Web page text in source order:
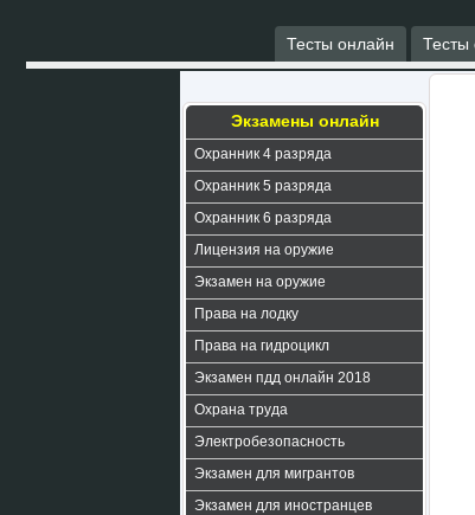
Тесты онлайн Тесты
Экзамены онлайн
Охранник 4 разряда
Охранник 5 разряда
Охранник 6 разряда
Лицензия на оружие
Экзамен на оружие
Права на лодку
Права на гидроцикл
Экзамен пдд онлайн 2018
Охрана труда
Электробезопасность
Экзамен для мигрантов
Экзамен для иностранцев